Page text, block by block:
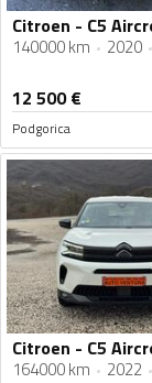
140000 km 2020
12 500€
Podgorica
164000 km 2022